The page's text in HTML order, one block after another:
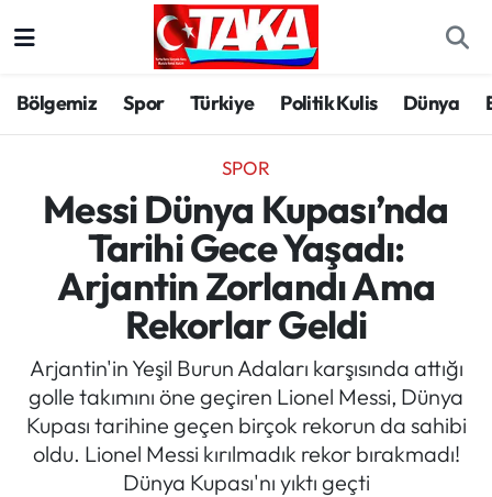
Bölgemiz Spor Türkiye Politik Kulis Dünya
SPOR
Messi Dünya Kupası’nda
Tarihi Gece Yaşadı:
Arjantin Zorlandı Ama
Rekorlar Geldi
Arjantin'in Yeşil Burun Adaları karşısında attığı
golle takımını öne geçiren Lionel Messi, Dünya
Kupası tarihine geçen birçok rekorun da sahibi
oldu. Lionel Messi kırılmadık rekor bırakmadı!
Dünya Kupası'nı yıktı geçti
Spor
Türkiye
Kültür/Sanat
Politika
Politik Kulis
Dünya
Magazin
Trabzon Hava Durumu
Trabzon Trafik Yoğunluk Haritası
Süper Lig Puan Durumu ve Fikstür
Tüm Manşetler
Son Dakika Haberleri
Haber Arşivi